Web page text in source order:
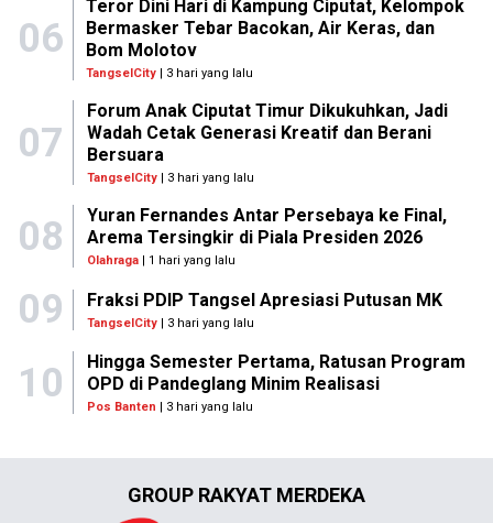
06
Teror Dini Hari di Kampung Ciputat, Kelompok
Bermasker Tebar Bacokan, Air Keras, dan
Bom Molotov
TangselCity | 3 hari yang lalu
07
Forum Anak Ciputat Timur Dikukuhkan, Jadi
Wadah Cetak Generasi Kreatif dan Berani
Bersuara
TangselCity| 3 hari yang lalu
08
Yuran Fernandes Antar Persebaya ke Final,
Arema Tersingkir di Piala Presiden 2026
Olahraga| 1 hari yang lalu
09 Fraksi PDIP Tangsel Apresiasi Putusan MK
TangselCity | 3 hari yang lalu
10
Hingga Semester Pertama, Ratusan Program
OPD di Pandeglang Minim Realisasi
Pos Banten | 3 hari yang lalu
GROUP RAKYAT MERDEKA